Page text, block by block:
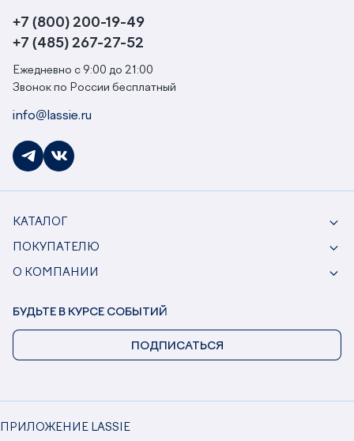
+7 (800) 200-19-49
+7 (485) 267-27-52
Ежедневно с 9:00 до 21:00
Звонок по России бесплатный
info@lassie.ru
КАТАЛОГ
ПОКУПАТЕЛЮ
О КОМПАНИИ
ПРИЛОЖЕНИЕ LASSIE
БУДЬТЕ В КУРСЕ СОБЫТИЙ
ПОДПИСАТЬСЯ